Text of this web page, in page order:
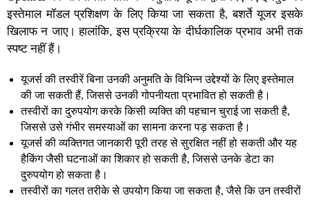
इस्तेमाल मॉडल प्रशिक्षण के लिए किया जा सकता है, बशर्ते यूजर इसके
खिलाफ न जाए। हालांकि, इस प्रक्रिया के दीर्घकालिक प्रभाव अभी तक
स्पष्ट नहीं हैं।
यूजर्स की तस्वीरें बिना उनकी अनुमति के विभिन्न उद्देश्यों के लिए इस्तेमाल
की जा सकती हैं, जिससे उनकी गोपनीयता प्रभावित हो सकती है।
तस्वीरों का दुरुपयोग करके किसी व्यक्ति की पहचान चुराई जा सकती है,
जिससे उसे गंभीर समस्याओं का सामना करना पड़ सकता है।
यूजर्स की व्यक्तिगत जानकारी पूरी तरह से सुरक्षित नहीं हो सकती और यह
हैकिंग जैसी घटनाओं का शिकार हो सकती है, जिससे उनके डेटा का
दुरुपयोग हो सकता है।
तस्वीरों का गलत तरीके से उपयोग किया जा सकता है, जैसे कि उन तस्वीरों